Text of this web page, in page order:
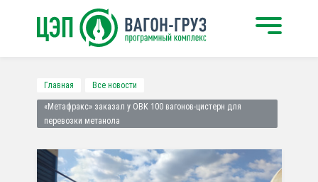
Главная Все новости
«Метафракс» заказал у ОВК 100 вагонов-цистерн для
перевозки метанола